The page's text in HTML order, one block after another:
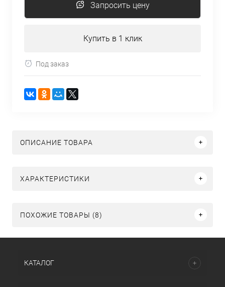
Запросить цену
Купить в 1 клик
Под заказ
ОПИСАНИЕ ТОВАРА
ХАРАКТЕРИСТИКИ
ПОХОЖИЕ ТОВАРЫ (8)
КАТАЛОГ